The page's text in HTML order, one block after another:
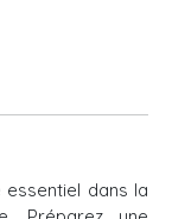
dans la